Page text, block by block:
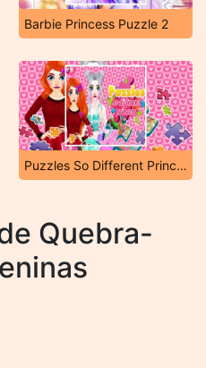
Barbie Princess Puzzle 2
Puzzles So Different Princess
Quebra-